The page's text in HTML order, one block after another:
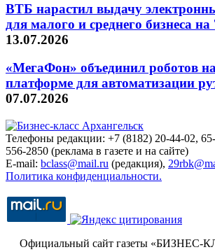
ВТБ нарастил выдачу
для малого и среднего бизнеса на
13.07.2026
«МегаФон» объединил роботов
платформе для автоматизации
07.07.2026
Телефоны редакции: +7 (8182) 20-44-02,
556-2850 (реклама в газете и на сайте)
E-mail: bclass@mail.ru (редакция),
Политика конфиденциальности.
Официальный сайт газеты «БИЗНЕС-